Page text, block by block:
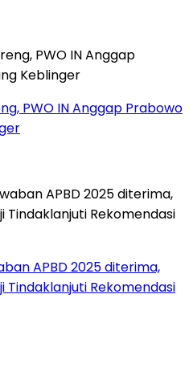
PWO IN Anggap Prabowo
APBD 2025 diterima,
Tindaklanjuti Rekomendasi